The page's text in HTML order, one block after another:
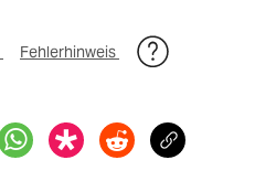
Fehlerhinweis